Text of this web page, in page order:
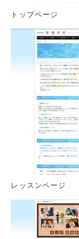
トップページ
レッスンページ